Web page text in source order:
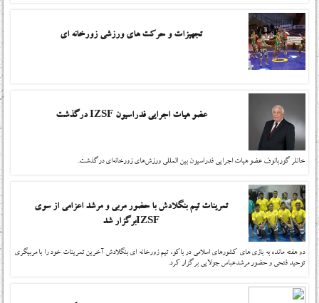
تجهیزات و حرکت های ورزشی زورخانه ای
عضو هیات اجرایی فدراسیون IZSF درگذشت
خانلر گوربانوف عضو هیات اجرایی فدراسیون بین المللی ورزش‌های زورخانه‌ای درگذشت.
تمرینات تیم بنگلادش با حضور مربی و مرشد اعزامی از سوی
IZSFبرگزار شد
دو هفته مانده به بازی های کشورهای اسلامی در باکو، تیم زورخانه ای بنگلادش آخرین تمرینات خود را با مربیگری
توحید فتحی و حضور مرشدعباس جولایی برگزار کرد.